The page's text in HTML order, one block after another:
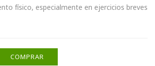
físico, especialmente en ejercicios breves
cantidad
COMPRAR